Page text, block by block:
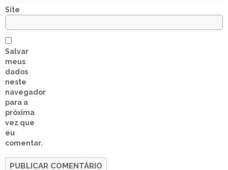
Site
Salvar
meus
dados
neste
navegador
para a
próxima
vez que
eu
comentar.